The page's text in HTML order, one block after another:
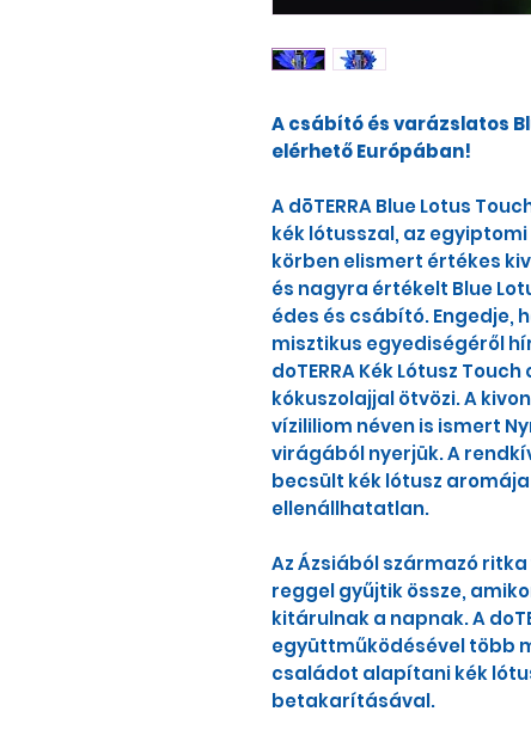
A csábító és varázslatos
elérhető Európában!
A dōTERRA Blue Lotus
kék lótusszal, az
körben elismert értékes
és nagyra értékelt Blue
édes és csábító. Engedje,
misztikus egyediségéről
doTERRA Kék Lótusz
kókuszolajjal ötvözi. A
vízililiom néven is ismert
virágából nyerjük. A
becsült kék lótusz
ellenállhatatlan.
Az Ázsiából származó
reggel gyűjtik össze,
kitárulnak a napnak. A
együttműködésével több
családot alapítani kék
betakarításával.